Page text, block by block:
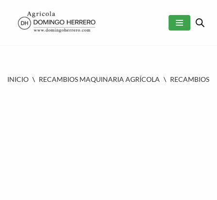
SALTAR
INICIO \ RECAMBIOS MAQUINARIA AGRÍCOLA \ RECAMBIOS